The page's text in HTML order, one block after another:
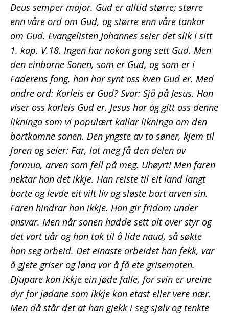
Deus semper major. Gud er alltid større; større
enn våre ord om Gud, og større enn våre tankar
om Gud. Evangelisten Johannes seier det slik i sitt
1. kap. V.18. Ingen har nokon gong sett Gud. Men
den einborne Sonen, som er Gud, og som er i
Faderens fang, han har synt oss kven Gud er. Med
andre ord: Korleis er Gud? Svar: Sjå på Jesus. Han
viser oss korleis Gud er. Jesus har òg gitt oss denne
likninga som vi populært kallar likninga om den
bortkomne sonen. Den yngste av to søner, kjem til
faren og seier: Far, lat meg få den delen av
formua, arven som fell på meg. Uhøyrt! Men faren
nektar han det ikkje. Han reiste til eit land langt
borte og levde eit vilt liv og sløste bort arven sin.
Faren hindrar han ikkje. Han gir fridom under
ansvar. Men når sonen hadde sett alt over styr og
det vart uår og han tok til å lide naud, så søkte
han seg arbeid. Det einaste arbeidet han fekk, var
å gjete griser og løna var å få ete grisematen.
Djupare kan ikkje ein jøde falle, for svin er ureine
dyr for jødane som ikkje kan etast eller vere nær.
Men då står det at han gjekk i seg sjølv og tenkte